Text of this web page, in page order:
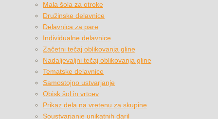
Mala šola za otroke
Družinske delavnice
Delavnica za pare
Individualne delavnice
Začetni tečaj oblikovanja gline
Nadaljevaljni tečaj oblikovanja gline
Tematske delavnice
Samostojno ustvarjanje
Obisk šol in vrtcev
Prikaz dela na vretenu za skupine
Soustvarjanje unikatnih daril